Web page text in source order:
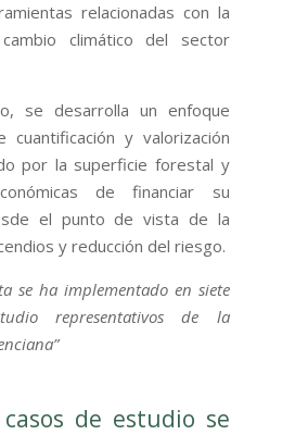
relacionadas con la
climático del sector
se desarrolla un enfoque
cuantificación y valorización
por la superficie forestal y
de financiar su
el punto de vista de la
y reducción del riesgo.
se ha implementado en siete
representativos de la
casos de estudio se